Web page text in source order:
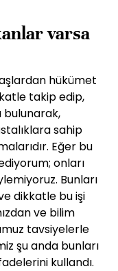
varsa
hükümet
takip edip,
bulunarak,
sahip
Eğer bu
onları
Bunları
dikkatle bu işi
ve bilim
tavsiyelerle
şu anda bunları
kullandı.